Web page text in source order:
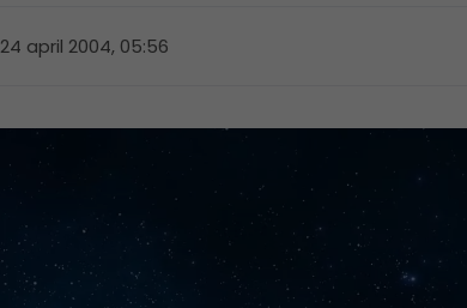
24 april 2004, 05:56